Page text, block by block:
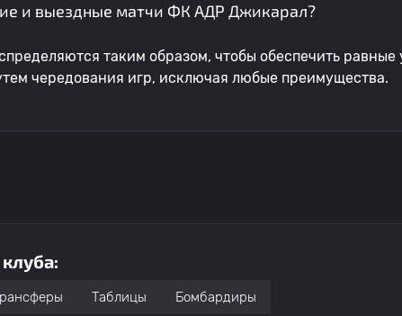
и выездные матчи ФК АДР Джикарал?
таким образом, чтобы обеспечить равные
чередования игр, исключая любые преимущества.
Таблицы Бомбардиры